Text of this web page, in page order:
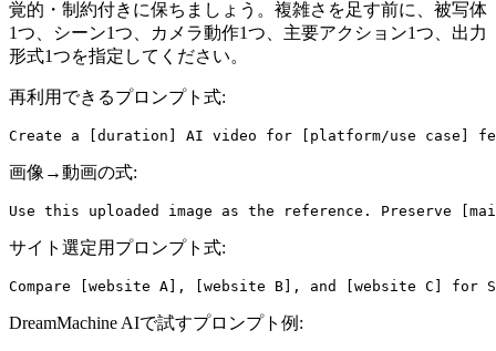
覚的・制約付きに保ちましょう。複雑さを足す前に、被写体
1つ、シーン1つ、カメラ動作1つ、主要アクション1つ、出力
形式1つを指定してください。
再利用できるプロンプト式:
画像→動画の式:
サイト選定用プロンプト式:
DreamMachine AIで試すプロンプト例: